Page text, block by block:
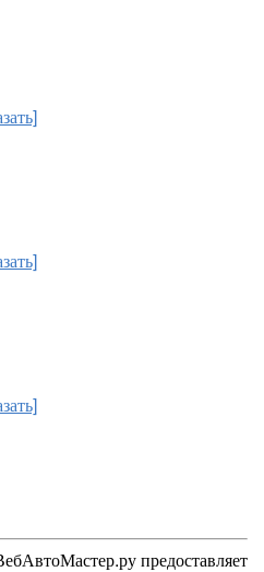
предоставляет